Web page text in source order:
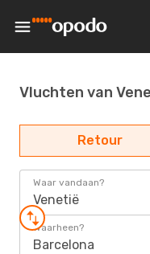
Vluchten van
Retour
Waar vandaan?
Venetië
Waarheen?
Barcelona